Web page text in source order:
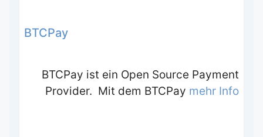
BTCPay
BTCPay ist ein Open Source Payment
Provider. Mit dem BTCPay mehr Info